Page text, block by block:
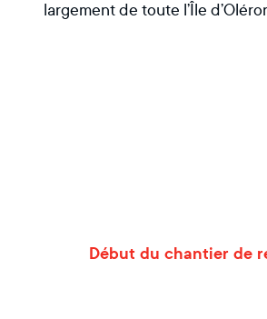
largement de toute l’Île
Début du chantier de